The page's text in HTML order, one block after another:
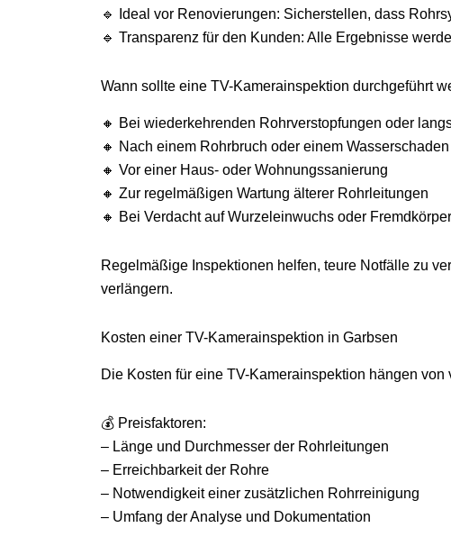
🔹 Ideal vor Renovierungen: Sicherstellen, dass
🔹 Transparenz für den Kunden: Alle Ergebnisse
Wann sollte eine TV-Kamerainspektion durchgeführt
🔸 Bei wiederkehrenden Rohrverstopfungen oder
🔸 Nach einem Rohrbruch oder einem Wasserschaden
🔸 Vor einer Haus- oder Wohnungssanierung
🔸 Zur regelmäßigen Wartung älterer Rohrleitungen
🔸 Bei Verdacht auf Wurzeleinwuchs oder
Regelmäßige Inspektionen helfen, teure Notfälle zu
verlängern.
Kosten einer TV-Kamerainspektion in Garbsen
Die Kosten für eine TV-Kamerainspektion hängen
💰 Preisfaktoren:
– Länge und Durchmesser der Rohrleitungen
– Erreichbarkeit der Rohre
– Notwendigkeit einer zusätzlichen Rohrreinigung
– Umfang der Analyse und Dokumentation